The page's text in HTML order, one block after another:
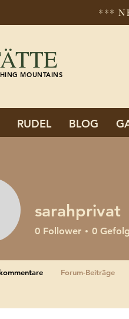
***
MOUNTAINS
RUDEL BLOG
sarahprivat
0 Follower 0
Forum-Beiträge